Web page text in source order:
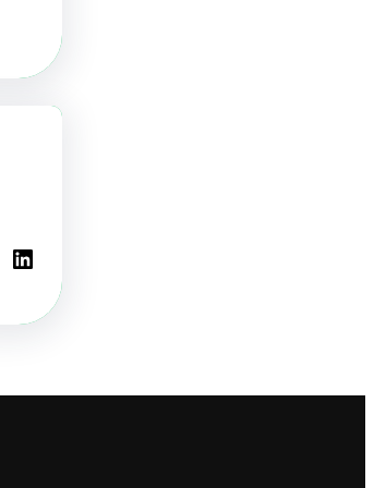
LinkedIn